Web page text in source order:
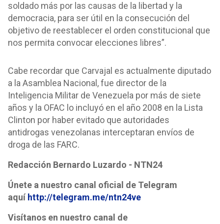
soldado más por las causas de la libertad y la
democracia, para ser útil en la consecución del
objetivo de reestablecer el orden constitucional que
nos permita convocar elecciones libres”.
Cabe recordar que Carvajal es actualmente diputado
a la Asamblea Nacional, fue director de la
Inteligencia Militar de Venezuela por más de siete
años y la OFAC lo incluyó en el año 2008 en la Lista
Clinton por haber evitado que autoridades
antidrogas venezolanas interceptaran envíos de
droga de las FARC.
Redacción Bernardo Luzardo - NTN24
Únete a nuestro canal oficial de Telegram
aquí http://telegram.me/ntn24ve
Visítanos en nuestro canal de